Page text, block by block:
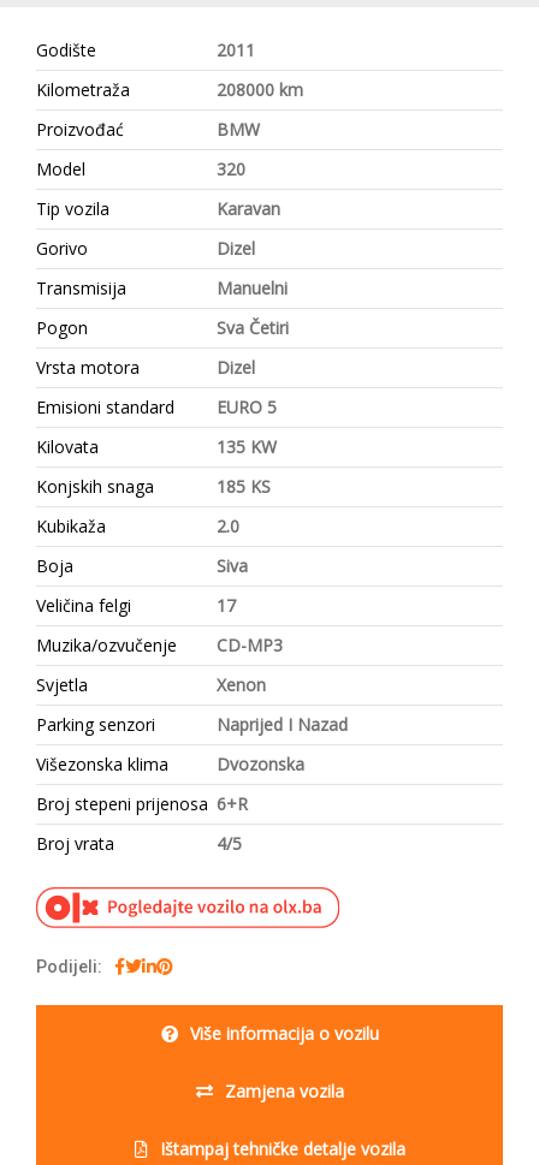
Godište
2011
Kilometraža
208000 km
Proizvođać
BMW
Model
320
Tip vozila
Karavan
Gorivo
Dizel
Transmisija
Manuelni
Pogon
Sva Četiri
Vrsta motora
Dizel
Emisioni standard
EURO 5
Kilovata
135 KW
Konjskih snaga
185 KS
Kubikaža
2.0
Boja
Siva
Veličina felgi
17
Muzika/ozvučenje
CD-MP3
Svjetla
Xenon
Parking senzori
Naprijed I Nazad
Višezonska klima
Dvozonska
Broj stepeni prijenosa 6+R
Broj vrata
4/5
Podijeli:
Više informacija o vozilu
Zamjena vozila
Ištampaj tehničke detalje vozila